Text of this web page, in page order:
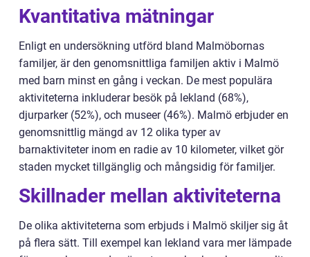
Kvantitativa mätningar
Enligt en undersökning utförd bland Malmöbornas
familjer, är den genomsnittliga familjen aktiv i Malmö
med barn minst en gång i veckan. De mest populära
aktiviteterna inkluderar besök på lekland (68%),
djurparker (52%), och museer (46%). Malmö erbjuder en
genomsnittlig mängd av 12 olika typer av
barnaktiviteter inom en radie av 10 kilometer, vilket gör
staden mycket tillgänglig och mångsidig för familjer.
Skillnader mellan aktiviteterna
De olika aktiviteterna som erbjuds i Malmö skiljer sig åt
på flera sätt. Till exempel kan lekland vara mer lämpade